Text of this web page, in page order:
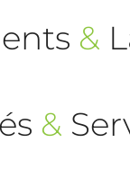
&
&